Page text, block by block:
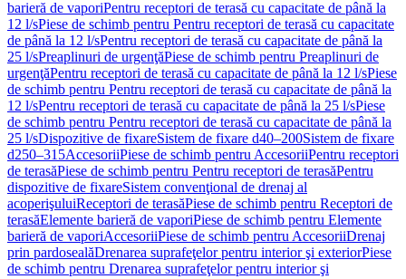
barieră de vaporiPentru receptori de terasă cu capacitate de până la
12 l/sPiese de schimb pentru Pentru receptori de terasă cu capacitate
de până la 12 l/sPentru receptori de terasă cu capacitate de până la
25 l/sPreaplinuri de urgenţăPiese de schimb pentru Preaplinuri de
urgenţăPentru receptori de terasă cu capacitate de până la 12 l/sPiese
de schimb pentru Pentru receptori de terasă cu capacitate de până la
12 l/sPentru receptori de terasă cu capacitate de până la 25 l/sPiese
de schimb pentru Pentru receptori de terasă cu capacitate de până la
25 l/sDispozitive de fixareSistem de fixare d40–200Sistem de fixare
d250–315AccesoriiPiese de schimb pentru AccesoriiPentru receptori
de terasăPiese de schimb pentru Pentru receptori de terasăPentru
dispozitive de fixareSistem convenţional de drenaj al
acoperişuluiReceptori de terasăPiese de schimb pentru Receptori de
terasăElemente barieră de vaporiPiese de schimb pentru Elemente
barieră de vaporiAccesoriiPiese de schimb pentru AccesoriiDrenaj
prin pardosealăDrenarea suprafeţelor pentru interior şi exteriorPiese
de schimb pentru Drenarea suprafeţelor pentru interior şi